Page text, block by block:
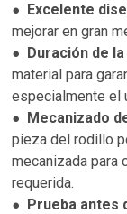
● Excelente
mejorar en gran
● Duración de la
material para
especialmente el
● Mecanizado
pieza del rodillo
mecanizada para
requerida.
● Prueba antes